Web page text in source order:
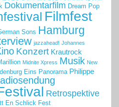
Dokumentarfilm Dream Pop
Filmfest
Sons Hamburg
jazzahead! Johannes
Konzert Krautrock
Midnite Xpress Musik New
Eins Panorama Philippe
Retrospektive
En Schlick Fest